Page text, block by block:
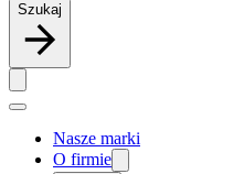
Szukaj
Nasze marki
O firmie